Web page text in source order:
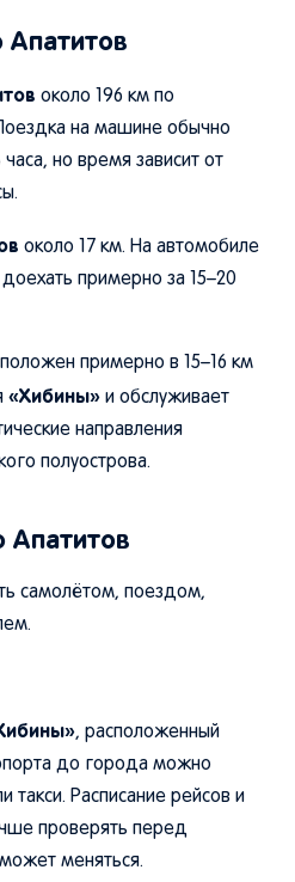
Апатитов
около 196 км по
на машине обычно
но время зависит от
около 17 км. На автомобиле
примерно за 15–20
примерно в 15–16 км
«Хибины» и обслуживает
направления
полуострова.
Апатитов
самолётом, поездом,
, расположенный
до города можно
такси. Расписание рейсов и
проверять перед
меняться.